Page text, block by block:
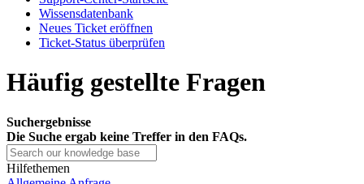
Wissensdatenbank
Neues Ticket eröffnen
Ticket-Status überprüfen
Häufig gestellte Fragen
Suchergebnisse
Die Suche ergab keine Treffer in den FAQs.
Hilfethemen